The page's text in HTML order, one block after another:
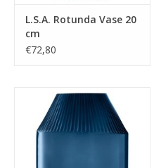
L.S.A. Rotunda Vase 20
cm
€72,80